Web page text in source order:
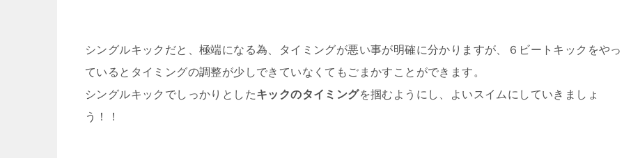
シングルキックだと、極端になる為、タイミングが悪い事が明確に分かりますが、６ビートキックをやっ
ているとタイミングの調整が少しできていなくてもごまかすことができます。
シングルキックでしっかりとしたキックのタイミングを掴むようにし、よいスイムにしていきましょ
う！！